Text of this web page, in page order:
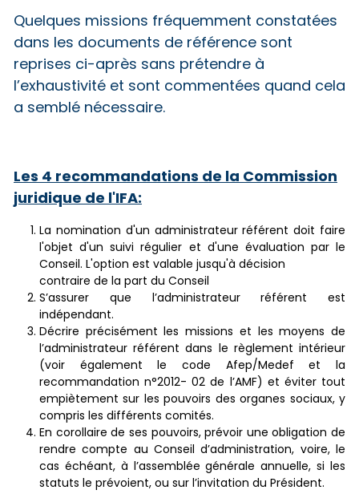
Quelques missions fréquemment constatées
dans les documents de référence sont
reprises ci-après sans prétendre à
l’exhaustivité et sont commentées quand cela
a semblé nécessaire.
Les 4 recommandations de la Commission
juridique de l'IFA:
La nomination d'un administrateur référent doit faire
l'objet d'un suivi régulier et d'une évaluation par le
Conseil. L'option est valable jusqu'à décision
contraire de la part du Conseil
S’assurer que l’administrateur référent est
indépendant.
Décrire précisément les missions et les moyens de
l’administrateur référent dans le règlement intérieur
(voir également le code Afep/Medef et la
recommandation n°2012- 02 de l’AMF) et éviter tout
empiètement sur les pouvoirs des organes sociaux, y
compris les différents comités.
En corollaire de ses pouvoirs, prévoir une obligation de
rendre compte au Conseil d’administration, voire, le
cas échéant, à l’assemblée générale annuelle, si les
statuts le prévoient, ou sur l’invitation du Président.